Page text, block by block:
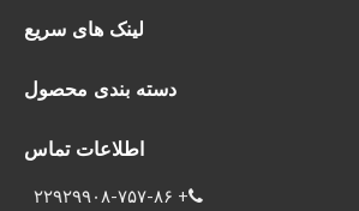
لینک های سریع
دسته بندی محصول
اطلاعات تماس
‎۲۲۹۲۹۹۰۸-۷۵۷-۸۶ +